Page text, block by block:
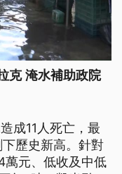
克 淹水補助政院
成11人死亡，最
歷史新高。針對
萬元、低收及中低